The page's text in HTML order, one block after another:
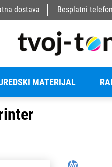
dostava Besplatni telefon
MATERIJAL